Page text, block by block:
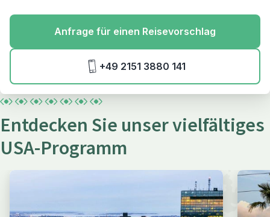
Anfrage für einen Reisevorschlag
+49 2151 3880 141
Entdecken Sie unser vielfältiges
USA-Programm